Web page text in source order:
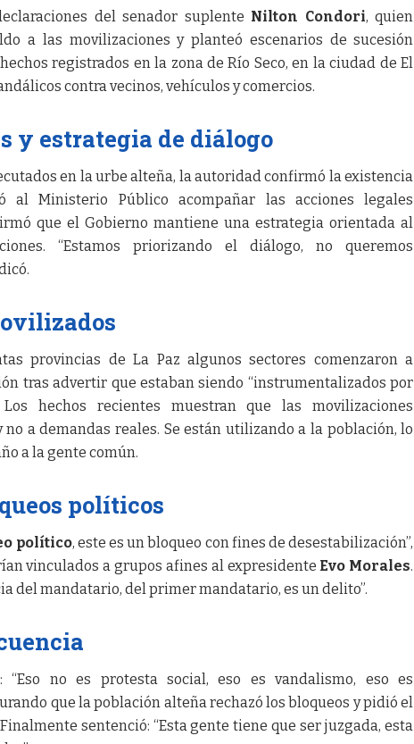
del senador suplente Nilton Condori, quien
a las movilizaciones y planteó escenarios de sucesión
registrados en la zona de Río Seco, en la ciudad de El
contra vecinos, vehículos y comercios.
y estrategia de diálogo
en la urbe alteña, la autoridad confirmó la existencia
al Ministerio Público acompañar las acciones legales
que el Gobierno mantiene una estrategia orientada al
“Estamos priorizando el diálogo, no queremos
provincias de La Paz algunos sectores comenzaron a
tras advertir que estaban siendo “instrumentalizados por
hechos recientes muestran que las movilizaciones
a demandas reales. Se están utilizando a la población, lo
a la gente común.
políticos
político, este es un bloqueo con fines de desestabilización”,
vinculados a grupos afines al expresidente Evo Morales.
del mandatario, del primer mandatario, es un delito”.
no es protesta social, eso es vandalismo, eso es
que la población alteña rechazó los bloqueos y pidió el
sentenció: “Esta gente tiene que ser juzgada, esta